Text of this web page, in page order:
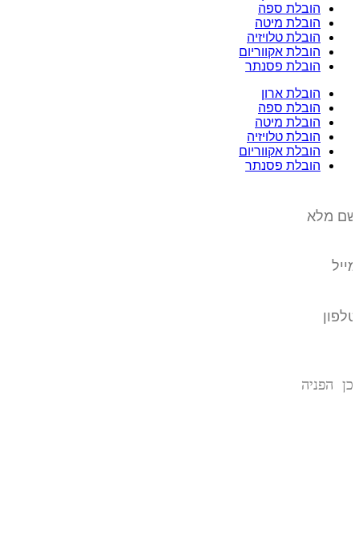
הובלת ספה
הובלת מיטה
הובלת טלויזיה
הובלת אקווריום
הובלת פסנתר
הובלת ארון
הובלת ספה
הובלת מיטה
הובלת טלויזיה
הובלת אקווריום
הובלת פסנתר